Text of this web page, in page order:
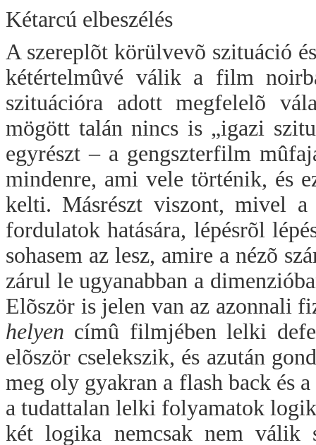
Kétarcú elbeszélés
A szereplõt körülvevõ szituáció
kétértelmûvé válik a film
szituációra adott megfelelõ
mögött talán nincs is „igazi
egyrészt – a gengszterfilm
mindenre, ami vele történik, és
kelti. Másrészt viszont, mivel
fordulatok hatására, lépésrõl
sohasem az lesz, amire a nézõ
zárul le ugyanabban a
Elõször is jelen van az azonnali
helyen címû filmjében lelki
elõször cselekszik, és azután
meg oly gyakran a flash back és
a tudattalan lelki folyamatok
két logika nemcsak nem válik